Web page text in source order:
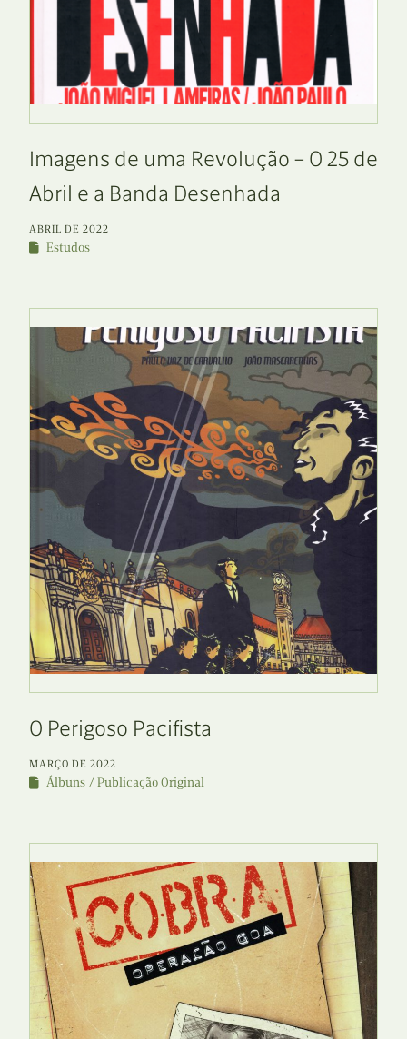
Imagens de uma Revolução – O 25 de
Abril e a Banda Desenhada
ABRIL DE 2022
Estudos
O Perigoso Pacifista
MARÇO DE 2022
Álbuns Publicação Original